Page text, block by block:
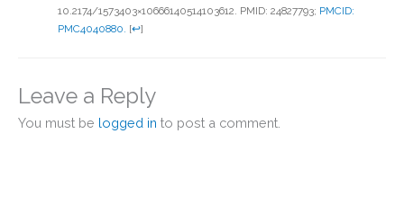
10.2174/1573403×10666140514103612. PMID: 24827793; PMCID:
PMC4040880. [↩]
Leave a Reply
You must be logged in to post a comment.